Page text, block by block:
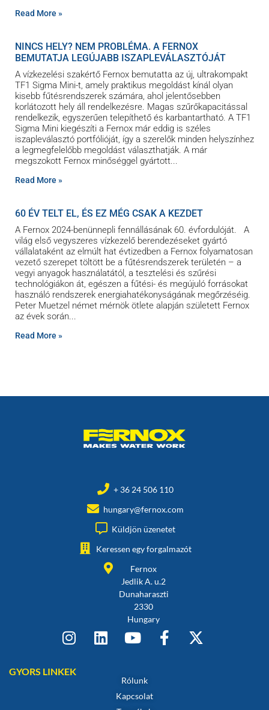
Read More »
NINCS HELY? NEM PROBLÉMA. A FERNOX
BEMUTATJA LEGÚJABB ISZAPLEVÁLASZTÓJÁT
A vízkezelési szakértő Fernox bemutatta az új, ultrakompakt
TF1 Sigma Mini-t, amely praktikus megoldást kínál olyan
kisebb fűtésrendszerek számára, ahol jelentősebben
korlátozott hely áll rendelkezésre. Magas szűrőkapacitással
rendelkezik, egyszerűen telepíthető és karbantartható. A TF1
Sigma Mini kiegészíti a Fernox már eddig is széles
iszapleválasztó portfólióját, így a szerelők minden helyszínhez
a legmegfelelőbb megoldást választhatják. A már
megszokott Fernox minőséggel gyártott
Read More »
60 ÉV TELT EL, ÉS EZ MÉG CSAK A KEZDET
A Fernox 2024-benünnepli fennállásának 60. évfordulóját. A
világ első vegyszeres vízkezelő berendezéseket gyártó
vállalataként az elmúlt hat évtizedben a Fernox folyamatosan
vezető szerepet töltött be a fűtésrendszerek területén – a
vegyi anyagok használatától, a tesztelési és szűrési
technológiákon át, egészen a fűtési- és megújuló forrásokat
használó rendszerek energiahatékonyságának megőrzéséig.
Peter Muetzel német mérnök ötlete alapján született Fernox
az évek során
Read More »
+ 36 24 506 110
hungary@fernox.com
Küldjön üzenetet
Keressen egy forgalmazót
Fernox
Jedlik A. u.2
Dunaharaszti
2330
Hungary
GYORS LINKEK
Rólunk
Kapcsolat